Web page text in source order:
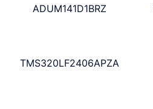
ADUM141D1BRZ
TMS320LF2406APZA